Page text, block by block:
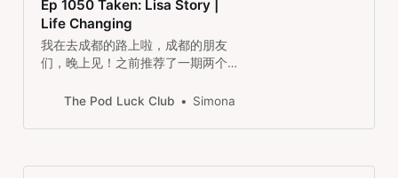
Ep 1050 Taken: Lisa Story |
Life Changing
我在去成都的路上啦，成都的朋友
们，晚上见！之前推荐了一期两个小
基斯坦的访谈，这期节目里访谈了被
太心疼了！不过这期节目里也说到了
次成为了关系很好的母女，又超感动
The Pod Luck Club Simona